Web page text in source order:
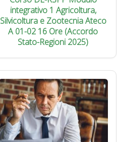
integrativo 1 Agricoltura,
Silvicoltura e Zootecnia Ateco
A 01-02 16 Ore (Accordo
Stato-Regioni 2025)